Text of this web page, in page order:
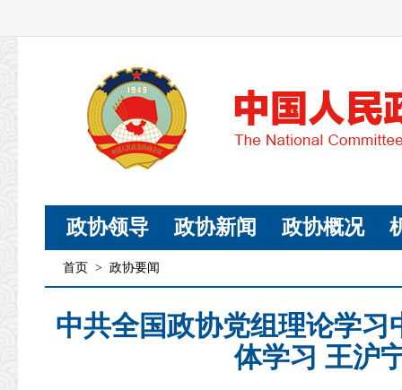
政协领导 政协新闻 政协概况
首页 > 政协要闻
中共全国政协党组理论学习
体学习 王沪